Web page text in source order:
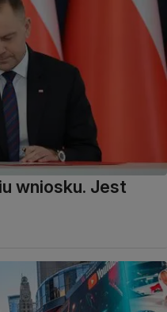
wniosku. Jest